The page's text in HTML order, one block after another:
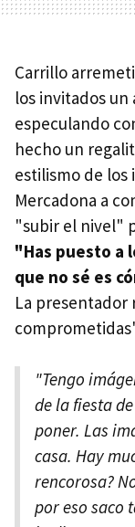
Carrillo
los invitados
especulando
hecho un
estilismo de los
Mercadona a
"subir el nivel"
"Has puesto a
que no sé es
La presentador
"Tengo
de la fiesta
poner. Las
casa. Hay
rencorosa?
por eso saco